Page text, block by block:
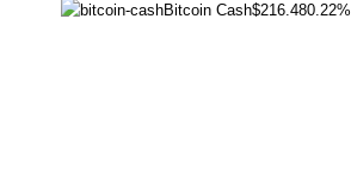
Bitcoin Cash$216.480.22%